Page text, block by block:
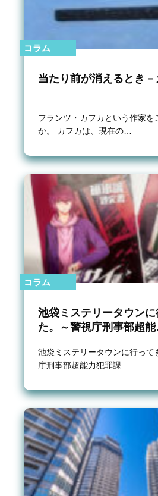
コラム
当たり前が消えるとき
フランツ・カフカという作家を
か。 カフカは、現在の…
コラム
池袋ミステリータウン
た。～警視庁刑事部超
池袋ミステリータウンに行って
庁刑事部超能力犯罪課 …